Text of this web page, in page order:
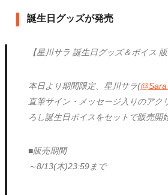
誕生日グッズが発売
【星川サラ 誕生日グッズ＆ボイス
本日より期間限定、星川サラ(
直筆サイン・メッセージ入りのアク
ろし誕生日ボイスをセットで販売開
■販売期間
～8/13(木)23:59まで